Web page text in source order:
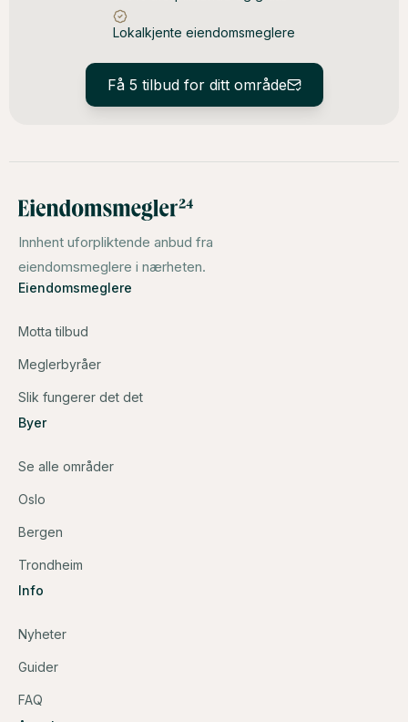
Lokalkjente eiendomsmeglere
Få 5 tilbud for ditt område
Innhent uforpliktende anbud fra
eiendomsmeglere i nærheten.
Eiendomsmeglere
Motta tilbud
Meglerbyråer
Slik fungerer det det
Byer
Se alle områder
Oslo
Bergen
Trondheim
Info
Nyheter
Guider
FAQ